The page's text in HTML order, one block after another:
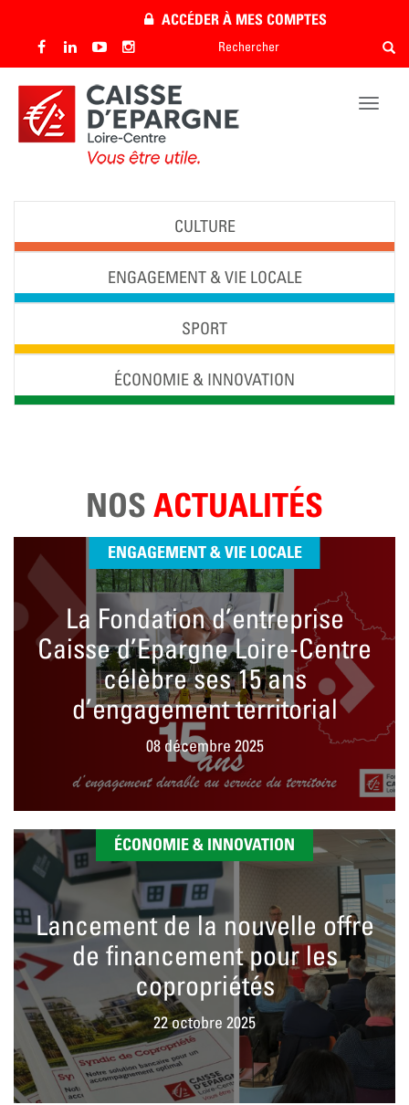
contenu
principal
ACCÉDER À MES COMPTES
Rechercher
Rechercher
Toggle
CULTURE
ENGAGEMENT & VIE LOCALE
SPORT
ÉCONOMIE & INNOVATION
NOS ACTUALITÉS
ENGAGEMENT & VIE LOCALE
La Fondation d’entreprise
Caisse d’Epargne Loire-Centre
célèbre ses 15 ans
d’engagement territorial
08 décembre 2025
ÉCONOMIE & INNOVATION
Lancement de la nouvelle offre
de financement pour les
copropriétés
22 octobre 2025